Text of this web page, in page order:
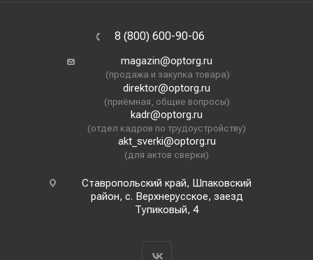
8 (800) 600-90-06
magazin@optorg.ru
(продажа и закупка товара)
direktor@optorg.ru
(приёмная, общие вопросы)
kadr@optorg.ru
(отдел кадров по трудоустройству)
akt_sverki@optorg.ru
(для актов сверки)
Ставропольский край, Шпаковский
район, с. Верхнерусское, заезд
Тупиковый, 4